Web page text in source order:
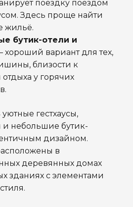
поездку поездом
Здесь проще найти
жильё.
бутик-отели и
хороший вариант для тех,
близости к
у горячих
гестхаусы,
небольшие бутик-
дизайном.
в
деревянных домах
зданиях с элементами